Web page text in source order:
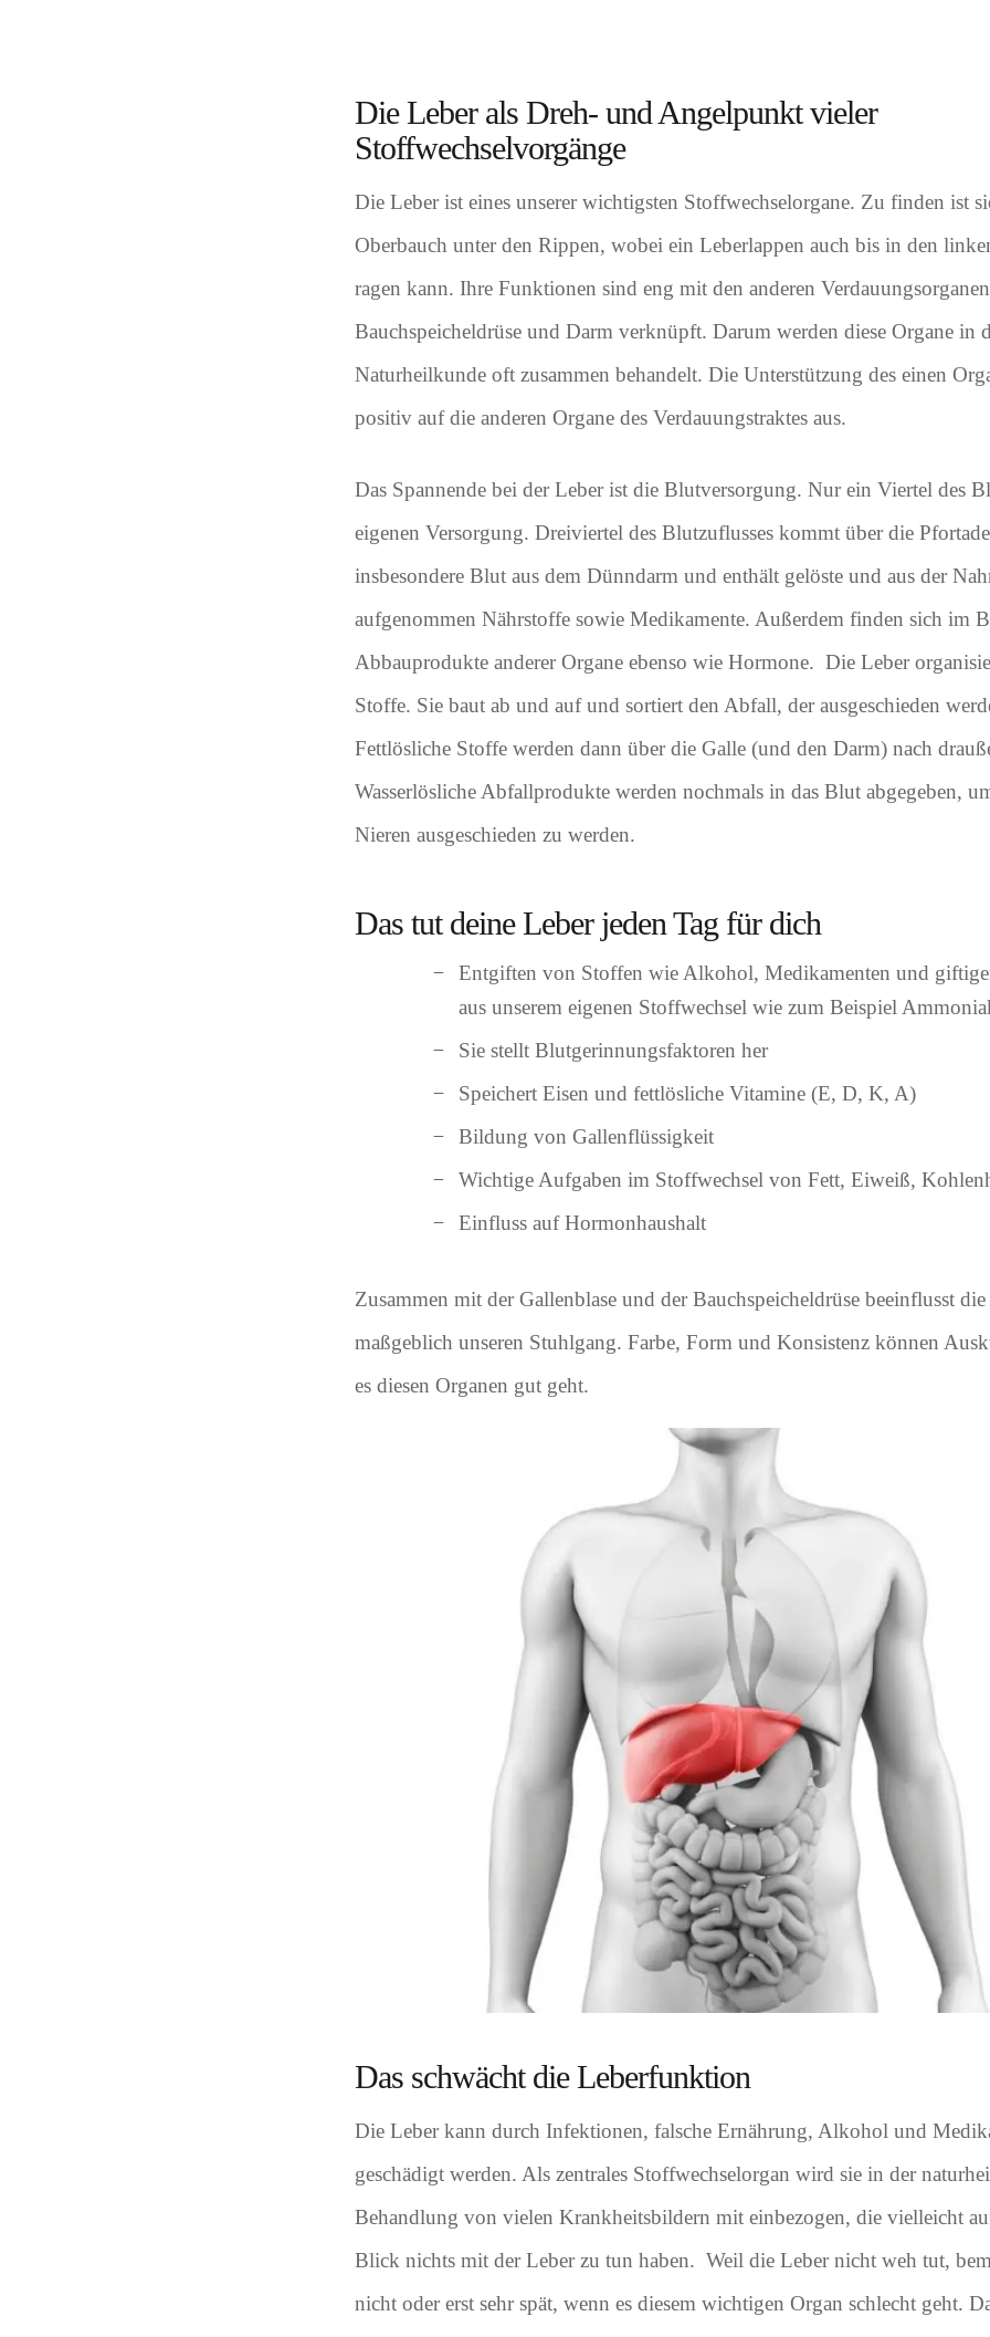
Die Leber als Dreh- und Angelpunkt vieler
Stoffwechselvorgänge
Die Leber ist eines unserer wichtigsten Stoffwechselorgane. Zu finden ist
Oberbauch unter den Rippen, wobei ein Leberlappen auch bis in den
ragen kann. Ihre Funktionen sind eng mit den anderen
Bauchspeicheldrüse und Darm verknüpft. Darum werden diese Organe in
Naturheilkunde oft zusammen behandelt. Die Unterstützung des einen
positiv auf die anderen Organe des Verdauungstraktes aus.
Das Spannende bei der Leber ist die Blutversorgung. Nur ein Viertel des
eigenen Versorgung. Dreiviertel des Blutzuflusses kommt über die
insbesondere Blut aus dem Dünndarm und enthält gelöste und aus der
aufgenommen Nährstoffe sowie Medikamente. Außerdem finden sich im
Abbauprodukte anderer Organe ebenso wie Hormone. Die Leber
Stoffe. Sie baut ab und auf und sortiert den Abfall, der ausgeschieden
Fettlösliche Stoffe werden dann über die Galle (und den Darm) nach
Wasserlösliche Abfallprodukte werden nochmals in das Blut abgegeben,
Nieren ausgeschieden zu werden.
Das tut deine Leber jeden Tag für dich
Entgiften von Stoffen wie Alkohol, Medikamenten und
aus unserem eigenen Stoffwechsel wie zum Beispiel
Sie stellt Blutgerinnungsfaktoren her
Speichert Eisen und fettlösliche Vitamine (E, D, K, A)
Bildung von Gallenflüssigkeit
Wichtige Aufgaben im Stoffwechsel von Fett, Eiweiß,
Einfluss auf Hormonhaushalt
Zusammen mit der Gallenblase und der Bauchspeicheldrüse beeinflusst
maßgeblich unseren Stuhlgang. Farbe, Form und Konsistenz können
es diesen Organen gut geht.
Das schwächt die Leberfunktion
Die Leber kann durch Infektionen, falsche Ernährung, Alkohol und
geschädigt werden. Als zentrales Stoffwechselorgan wird sie in der
Behandlung von vielen Krankheitsbildern mit einbezogen, die vielleicht
Blick nichts mit der Leber zu tun haben. Weil die Leber nicht weh tut,
nicht oder erst sehr spät, wenn es diesem wichtigen Organ schlecht geht.